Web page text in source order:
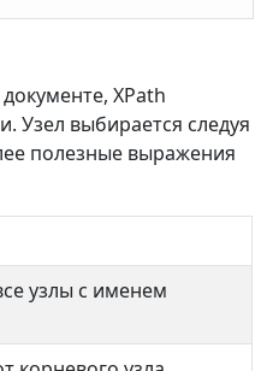
XPath
Узел выбирается следуя
полезные выражения
узлы с именем